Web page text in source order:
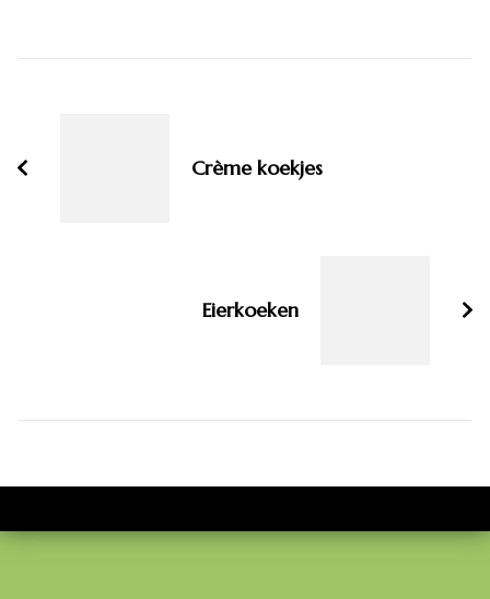
Crème koekjes
Eierkoeken